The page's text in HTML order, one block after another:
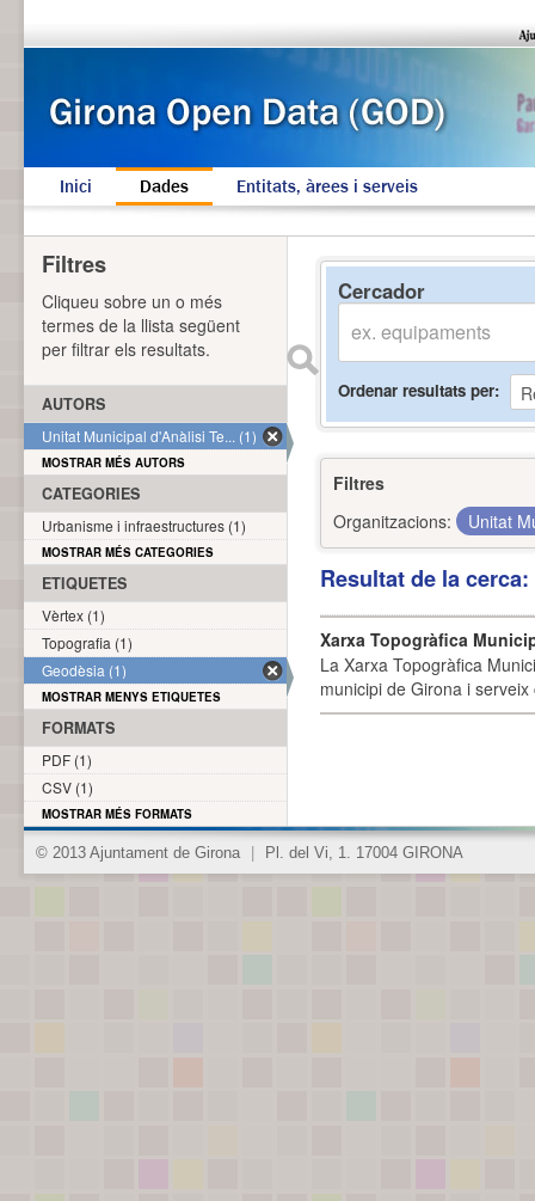
Inici Dades Entitats, àrees i serveis
Cercador
Ordenar resultats per
Filtres
Organitzacions:
Unitat
Resultat de la
Xarxa Topogràfica
La Xarxa Topogràfica
municipi de Girona i
Filtres
Cliqueu sobre un o més
termes de la llista següent
per filtrar els resultats.
AUTORS
Unitat Municipal d'Anàlisi Te... (1)
MOSTRAR MÉS AUTORS
CATEGORIES
Urbanisme i infraestructures (1)
MOSTRAR MÉS CATEGORIES
ETIQUETES
Vèrtex (1)
Topografia (1)
Geodèsia (1)
MOSTRAR MENYS ETIQUETES
FORMATS
PDF (1)
CSV (1)
MOSTRAR MÉS FORMATS
© 2013 Ajuntament de Girona Pl. del Vi, 1. 17004 GIRONA